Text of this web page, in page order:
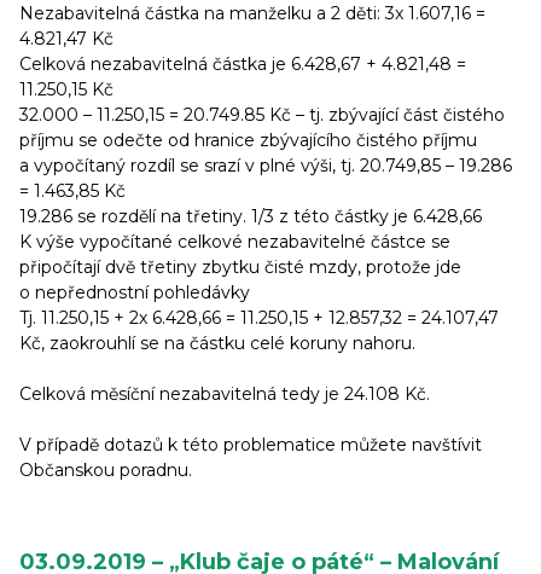
Nezabavitelná částka na manželku a 2 děti: 3x 1.607,16 =
4.821,47 Kč
Celková nezabavitelná částka je 6.428,67 + 4.821,48 =
11.250,15 Kč
32.000 – 11.250,15 = 20.749.85 Kč – tj. zbývající část čistého
příjmu se odečte od hranice zbývajícího čistého příjmu
a vypočítaný rozdíl se srazí v plné výši, tj. 20.749,85 – 19.286
= 1.463,85 Kč
19.286 se rozdělí na třetiny. 1/3 z této částky je 6.428,66
K výše vypočítané celkové nezabavitelné částce se
připočítají dvě třetiny zbytku čisté mzdy, protože jde
o nepřednostní pohledávky
Tj. 11.250,15 + 2x 6.428,66 = 11.250,15 + 12.857,32 = 24.107,47
Kč, zaokrouhlí se na částku celé koruny nahoru.
Celková měsíční nezabavitelná tedy je 24.108 Kč.
V případě dotazů k této problematice můžete navštívit
Občanskou poradnu.
03.09.2019 – „Klub čaje o páté“ – Malování